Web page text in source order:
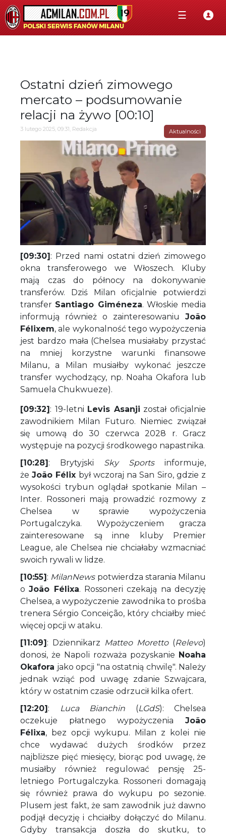
☰
Ostatni dzień zimowego
mercato – podsumowanie
relacji na żywo [00:10]
3 lutego 2025, 09:31, Redakcja Aktualności
[09:30]: Przed nami ostatni dzień zimowego
okna transferowego we Włoszech. Kluby
mają czas do północy na dokonywanie
transferów. Dziś Milan oficjalnie potwierdzi
transfer Santiago Giméneza. Włoskie media
informują również o zainteresowaniu João
Félixem, ale wykonalność tego wypożyczenia
jest bardzo mała (Chelsea musiałaby przystać
na mniej korzystne warunki finansowe
Milanu, a Milan musiałby wykonać jeszcze
transfer wychodzący, np. Noaha Okafora lub
Samuela Chukwueze).
[09:32]: 19-letni Levis Asanji został oficjalnie
zawodnikiem Milan Futuro. Niemiec związał
się umową do 30 czerwca 2028 r. Gracz
występuje na pozycji środkowego napastnika.
[10:28]: Brytyjski Sky Sportsinformuje,
żeJoão Félix był wczoraj na San Siro, gdzie z
wysokości trybun oglądał spotkanie Milan –
Inter. Rossoneri mają prowadzić rozmowy z
Chelsea w sprawie wypożyczenia
Portugalczyka. Wypożyczeniem gracza
zainteresowane są inne kluby Premier
League, ale Chelsea nie chciałaby wzmacniać
swoich rywali w lidze.
[10:55]: MilanNewspotwierdza starania Milanu
oJoão Félixa. Rossoneri czekają na decyzję
Chelsea, a wypożyczenie zawodnika to prośba
trenera Sérgio Conceição, który chciałby mieć
więcej opcji w ataku.
[11:09]: Dziennikarz Matteo Moretto(Relevo)
donosi, że Napoli rozważa pozyskanie Noaha
Okafora jako opcji "na ostatnią chwilę". Należy
jednak wziąć pod uwagę zdanie Szwajcara,
który w ostatnim czasie odrzucił kilka ofert.
[12:20]: Luca Bianchin (LGdS): Chelsea
oczekuje płatnego wypożyczenia João
Félixa, bez opcji wykupu. Milan z kolei nie
chce wydawać dużych środków przez
najbliższe pięć miesięcy, biorąc pod uwagę, że
musiałby również regulować pensję 25-
letniego Portugalczyka. Rossoneri domagają
się również prawa do wykupu po sezonie.
Plusem jest fakt, że sam zawodnik już dawno
podjął decyzję i chciałby dołączyć do Milanu.
Gdyby transakcja doszła do skutku, to